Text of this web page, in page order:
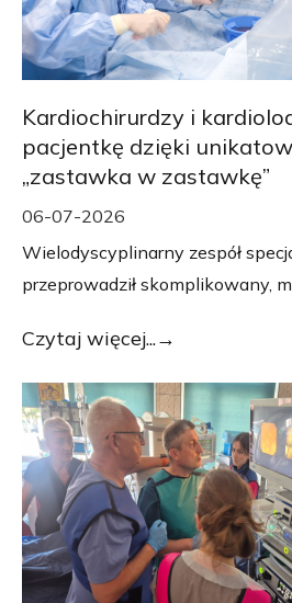
Kardiochirurdzy i
pacjentkę dzięki
„zastawka w zastawkę”
06-07-2026
Wielodyscyplinarny zespół
przeprowadził skomplikowany,
Czytaj więcej...